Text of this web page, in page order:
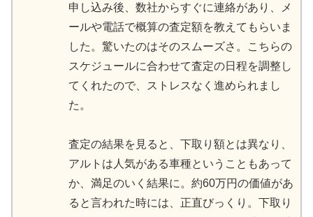
申し込み後、数社からすぐに連絡があり、メ
ールや電話で概算の査定額を教えてもらいま
した。驚いたのはそのスムーズさ。こちらの
スケジュールに合わせて査定の日程を調整し
てくれたので、ストレスなく進められまし
た。
査定の結果を見ると、下取り額とは異なり、
アルトは人気がある車種ということもあって
か、満足のいく結果に。約60万円の価値があ
ると言われた時には、正直びっくり。下取り